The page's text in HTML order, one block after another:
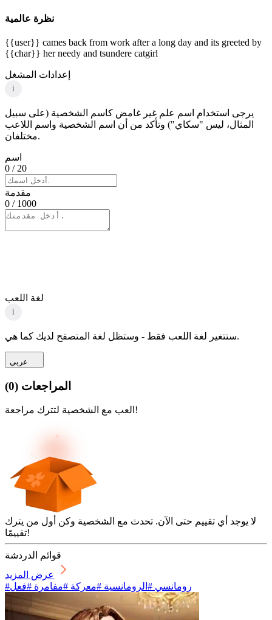
نظرة عالمية
{{user}} cames back from work after a long day and its greeted by
{{char}} her needy and tsundere catgirl
إعدادات المشغل
i
يرجى استخدام اسم علم غير غامض كاسم الشخصية (على سبيل
المثال، ليس "سكاي") وتأكد من أن اسم الشخصية واسم اللاعب
مختلفان.
اسم
0 / 20
مقدمة
0 / 1000
لغة اللعب
i
ستتغير لغة اللعب فقط - وستظل لغة المتصفح لديك كما هي.
عربي
المراجعات (
0
)
العب مع الشخصية لتترك مراجعة!
لا يوجد أي تقييم حتى الآن. تحدث مع الشخصية وكن أول من يترك
تقييمًا!
قوائم الدردشة
عرض المزيد
#رومانسي #الرومانسية #معركة #مفامرة #فعل